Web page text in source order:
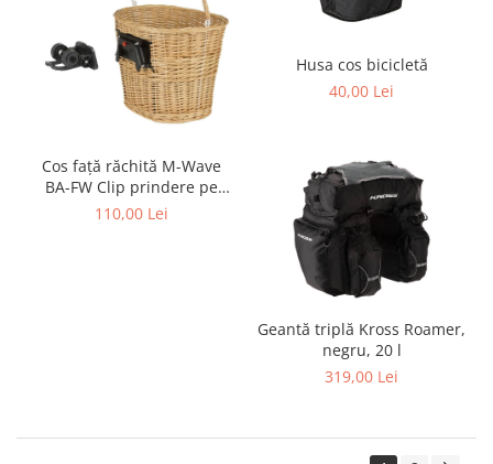
Husa cos bicicletă
40,00 Lei
Cos față răchită M-Wave
BA-FW Clip prindere pe
ghidon
110,00 Lei
Geantă triplă Kross Roamer,
negru, 20 l
319,00 Lei